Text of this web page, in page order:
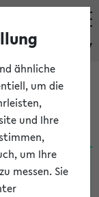
eKVV
ähnliche
um die
und Ihre
um Ihre
messen. Sie